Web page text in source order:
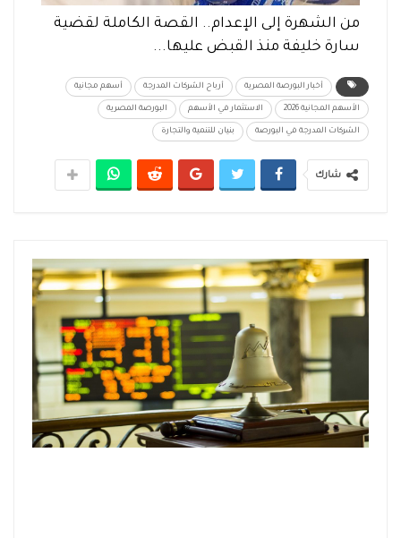
من الشهرة إلى الإعدام.. القصة الكاملة لقضية
سارة خليفة منذ القبض عليها...
أخبار البورصة المصرية أرباح الشركات المدرجة أسهم مجانية
الأسهم المجانية 2026 الاستثمار في الأسهم البورصة المصرية
الشركات المدرجة في البورصة بنيان للتنمية والتجارة
شارك